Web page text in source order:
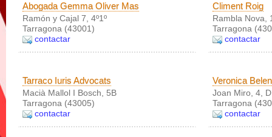
Abogada Gemma Oliver Mas
Ramón y Cajal 7, 4º1º
Tarragona (43001)
contactar
Climent Roig
Rambla Nova,
Tarragona
contactar
Tarraco Iuris Advocats
Macià Mallol I Bosch, 5B
Tarragona (43005)
contactar
Veronica
Joan Miro, 4,
Tarragona
contactar